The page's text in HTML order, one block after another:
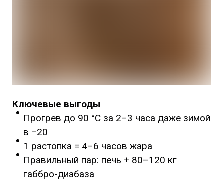
Ключевые выгоды
Прогрев до 90 °C за 2–3 часа даже зимой
в −20
1 растопка = 4–6 часов жара
Правильный пар: печь + 80–120 кг
габбро-диабаза